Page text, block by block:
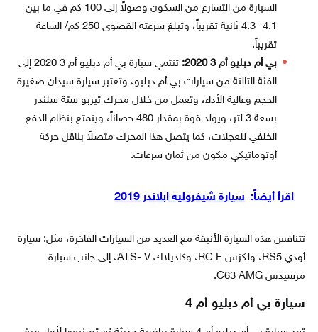
السيارة من التسارع من السكون وصولاً إلى 100 كم في ما بين
4.1- 4.3 ثانية تقريباً، وتبلغ سرعته القصوى 250 كم/ الساعة
تقريباً.
بي أم دبليو أم 3 2020:
تنتمي سيارة بي أم دبليو أم 3 2020 إلى
الفئة الثالثة من سيارات بي أم دبليو، وتعتبر سيارة سيدان صغيرة
الحجم وعالية الأداء، وتعمل من خلال محرك تيربو ستة سلندر
بسعة 3 لتر، ويولد قوة بمقدار 480 حصاناً، ويتمتع بنظام الدفع
الخلفي للعجلات، كما يتصل هذا المحرك متصلاً بناقل حركة
أوتوماتيكي مكون من ثمان سرعات.
اقرأ أيضاً: سيارة شيفروليه ابلاندر 2019
تتنافس هذه السيارة الأنيقة مع العديد من السيارات الفاخرة، مثل: سيارة
أودي RS5، ولكزس RC F، وكاديلاك ATS- V، إلى جانب سيارة
مرسيدس C63 AMG.
سيارة بي أم دبليو أم 4